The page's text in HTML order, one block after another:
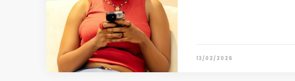
13/02/2026